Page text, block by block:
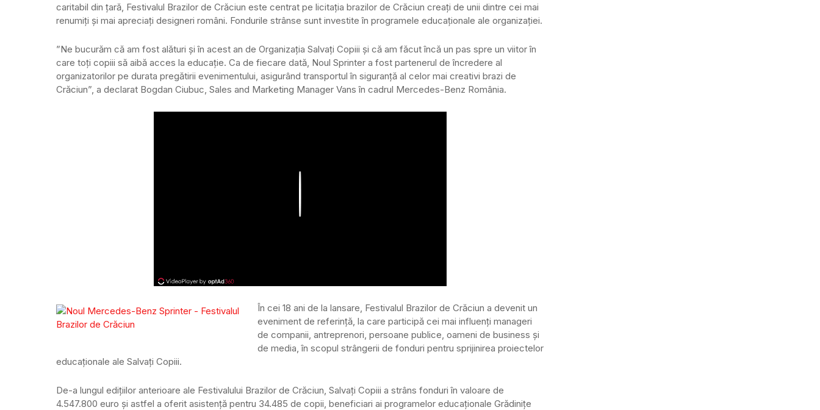
caritabil din țară, Festivalul Brazilor de Crăciun este centrat pe licitația brazilor de Crăciun creați de unii dintre cei mai
renumiți și mai apreciați designeri români. Fondurile strânse sunt investite în programele educaționale ale organizației.
”Ne bucurăm că am fost alături și în acest an de Organizația Salvați Copiii și că am făcut încă un pas spre un viitor în
care toți copiii să aibă acces la educație. Ca de fiecare dată, Noul Sprinter a fost partenerul de încredere al
organizatorilor pe durata pregătirii evenimentului, asigurând transportul în siguranță al celor mai creativi brazi de
Crăciun”, a declarat Bogdan Ciubuc, Sales and Marketing Manager Vans în cadrul Mercedes-Benz România.
În cei 18 ani de la lansare, Festivalul Brazilor de Crăciun a devenit un
eveniment de referință, la care participă cei mai influenți manageri
de companii, antreprenori, persoane publice, oameni de business și
de media, în scopul strângerii de fonduri pentru sprijinirea proiectelor
educaționale ale Salvați Copiii.
De-a lungul edițiilor anterioare ale Festivalului Brazilor de Crăciun, Salvați Copiii a strâns fonduri în valoare de
4.547.800 euro și astfel a oferit asistență pentru 34.485 de copii, beneficiari ai programelor educaționale Grădinițe